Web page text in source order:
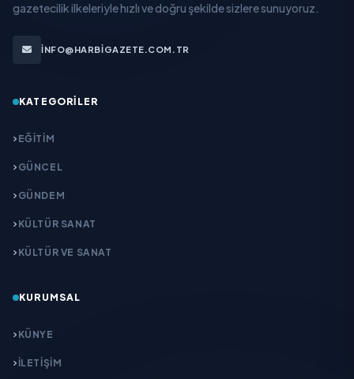
gazetecilik ilkeleriyle hızlı ve doğru şekilde sizlere sunuyoruz.
INFO@HARBIGAZETE.COM.TR
KATEGORILER
EĞITIM
GÜNCEL
GÜNDEM
KÜLTÜR SANAT
KÜLTÜR VE SANAT
KURUMSAL
KÜNYE
İLETIŞIM